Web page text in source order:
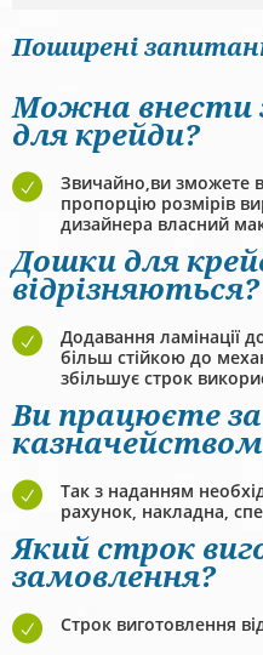
Поширені
Можна внести
для крейди?
Звичайно,ви зможете
пропорцію розмірів
дизайнера власний
Дошки для
відрізняються?
Додавання ламінації
більш стійкою до
збільшує строк
Ви працюєте за
Так з наданням
рахунок, накладна,
Який строк
замовлення?
Строк виготовлення